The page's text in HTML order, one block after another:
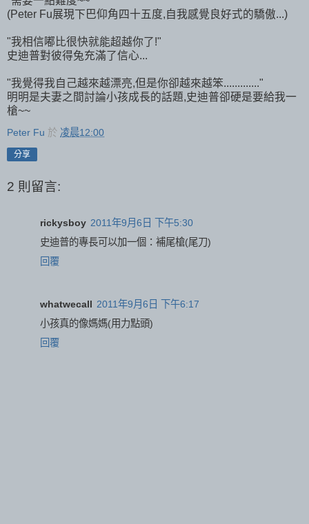
(Peter Fu展現下巴仰角四十五度,自我感覺良好式的驕傲...)
"我相信嘟比很快就能超越你了!"
史迪普對彼得兔充滿了信心...
"我覺得我自己越來越漂亮,但是你卻越來越笨............."
明明是夫妻之間討論小孩成長的話題,史迪普卻硬是要給我一
槍~~
Peter Fu 於 凌晨12:00
分享
2 則留言:
rickysboy 2011年9月6日 下午5:30
史迪普的專長可以加一個：補尾槍(尾刀)
回覆
whatwecall 2011年9月6日 下午6:17
小孩真的像媽媽(用力點頭)
回覆